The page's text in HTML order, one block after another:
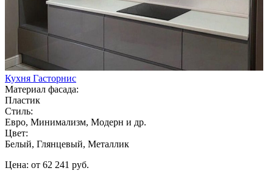
Кухня Гасторнис
Материал фасада:
Пластик
Стиль:
Евро, Минимализм, Модерн и др.
Цвет:
Белый, Глянцевый, Металлик
Цена: от 62 241 руб.